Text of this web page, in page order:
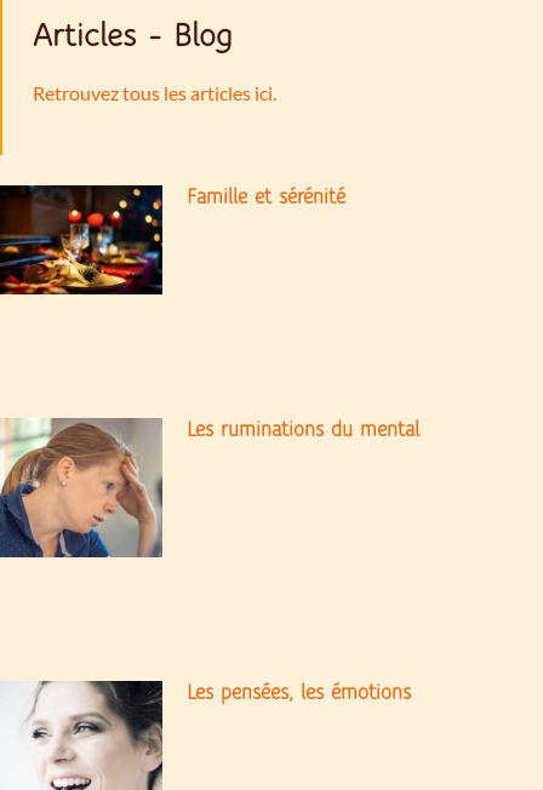
Articles - Blog
Retrouvez tous les articles ici.
Famille et sérénité
Les ruminations du mental
Les pensées, les émotions